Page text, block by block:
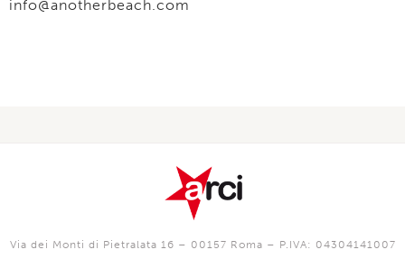
info@anotherbeach.com
Via dei Monti di Pietralata 16 – 00157 Roma – P.IVA: 04304141007